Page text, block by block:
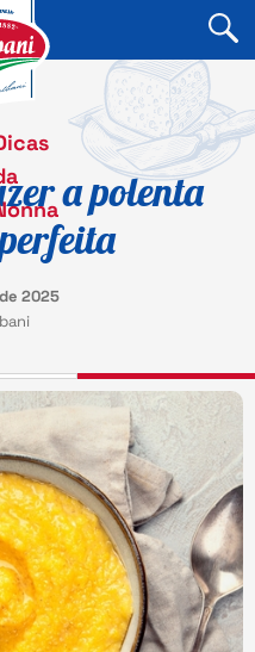
a polenta
2025